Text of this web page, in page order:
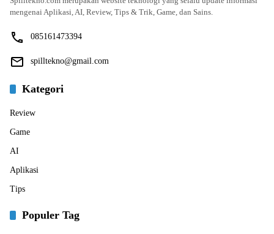
mengenai Aplikasi, AI, Review, Tips & Trik, Game, dan Sains.
085161473394
spilltekno@gmail.com
Kategori
Review
Game
AI
Aplikasi
Tips
Populer Tag